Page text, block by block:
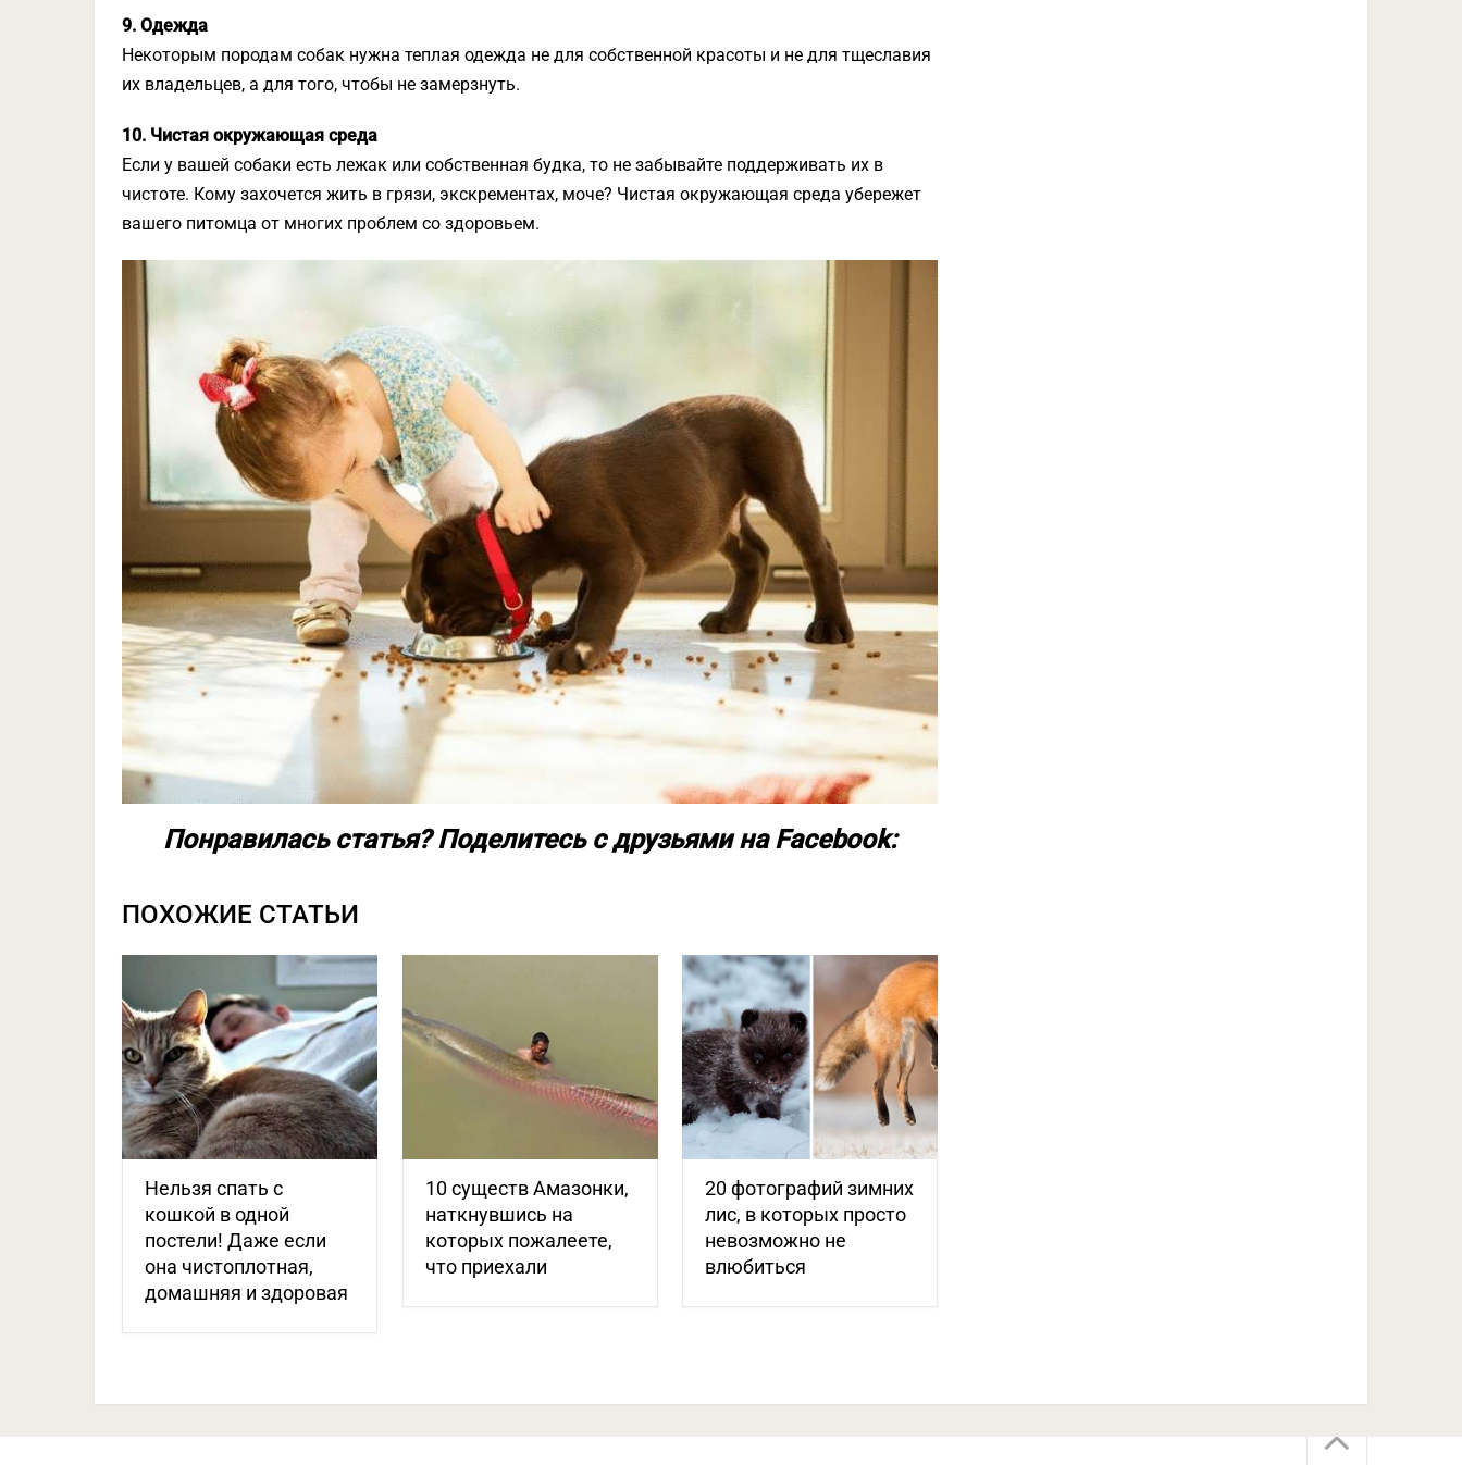
9. Одежда
Некоторым породам собак нужна теплая одежда не для собственной красоты и не для тщеславия
их владельцев, а для того, чтобы не замерзнуть.
10. Чистая окружающая среда
Если у вашей собаки есть лежак или собственная будка, то не забывайте поддерживать их в
чистоте. Кому захочется жить в грязи, экскрементах, моче? Чистая окружающая среда убережет
вашего питомца от многих проблем со здоровьем.
Понравилась статья? Поделитесь с друзьями на Facebook:
ПОХОЖИЕ СТАТЬИ
Нельзя спать с
кошкой в одной
постели! Даже если
она чистоплотная,
домашняя и здоровая
10 существ Амазонки,
наткнувшись на
которых пожалеете,
что приехали
20 фотографий зимних
лис, в которых просто
невозможно не
влюбиться